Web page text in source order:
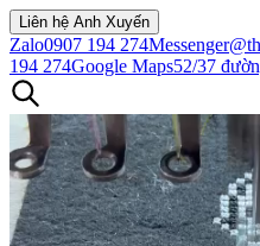
Liên hệ Anh Xuyến
Zalo0907 194 274Messenger
194 274Google Maps52/37